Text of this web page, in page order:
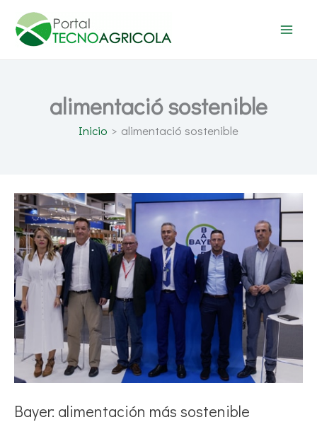
contenido
alimentació sostenible
Inicio alimentació sostenible
Bayer: alimentación más sostenible
Bayer:
alimentación
más
sostenible